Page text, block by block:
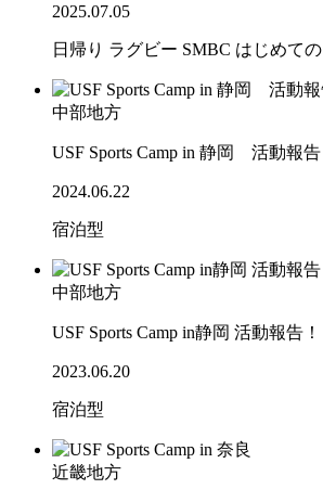
2025.07.05
日帰り ラグビー SMBC はじめての
中部地方
USF Sports Camp in 静岡 活動報告
2024.06.22
宿泊型
中部地方
USF Sports Camp in静岡 活動報告！
2023.06.20
宿泊型
近畿地方